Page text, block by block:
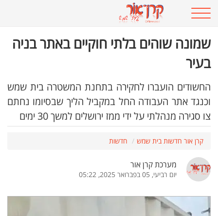
שמונה שוהים בלתי חוקיים באתר בניה
בעיר
החשודים הועברו לחקירה בתחנת המשטרה בית שמש
וכנגד אתר העבודה החל במקביל הליך שבסיומו נחתם
צו סגירה מנהלתי על ידי ממז ירושלים למשך 30 ימים
קרן אור חדשות בית שמש חדשות
מערכת קרן אור
יום רביעי, 05 בפברואר 2025, 05:22